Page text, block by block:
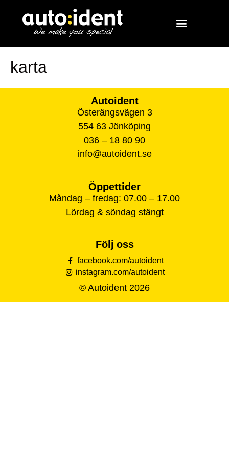
karta
Autoident
Österängsvägen 3
554 63 Jönköping
036 – 18 80 90
info@autoident.se
Öppettider
Måndag – fredag: 07.00 – 17.00
Lördag & söndag stängt
Följ oss
facebook.com/autoident
instagram.com/autoident
© Autoident 2026